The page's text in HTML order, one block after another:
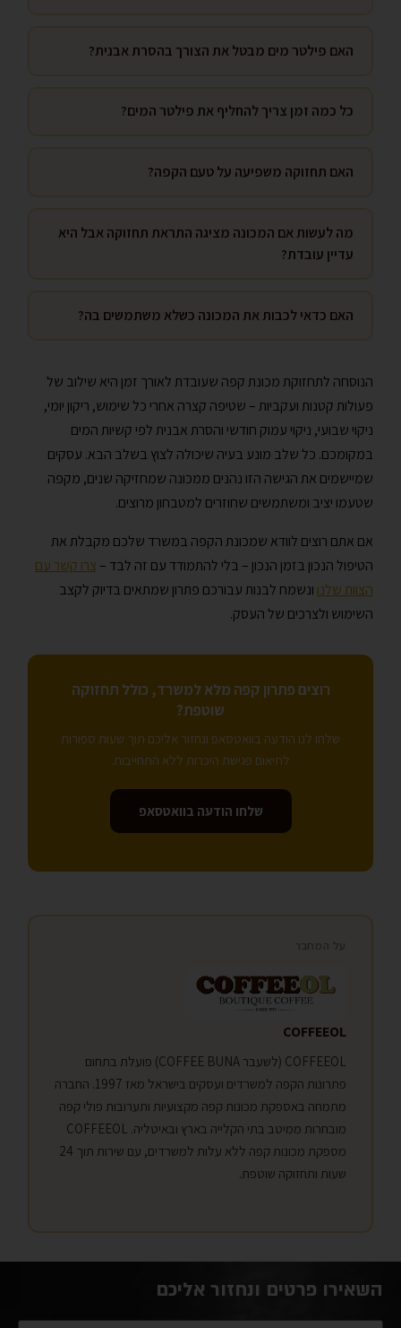
האם פילטר מים מבטל את הצורך בהסרת אבנית?
כל כמה זמן צריך להחליף את פילטר המים?
האם תחזוקה משפיעה על טעם הקפה?
מה לעשות אם המכונה מציגה התראת תחזוקה אבל היא
עדיין עובדת?
האם כדאי לכבות את המכונה כשלא משתמשים בה?
הנוסחה לתחזוקת מכונת קפה שעובדת לאורך זמן היא שילוב של
פעולות קטנות ועקביות – שטיפה קצרה אחרי כל שימוש, ריקון יומי,
ניקוי שבועי, ניקוי עמוק חודשי והסרת אבנית לפי קשיות המים
במקומכם. כל שלב מונע בעיה שיכולה לצוץ בשלב הבא. עסקים
שמיישמים את הגישה הזו נהנים ממכונה שמחזיקה שנים, מקפה
שטעמו יציב ומשתמשים שחוזרים למטבחון מרוצים.
אם אתם רוצים לוודא שמכונת הקפה במשרד שלכם מקבלת את
הטיפול הנכון בזמן הנכון – בלי להתמודד עם זה לבד – צרו קשר עם
הצוות שלנו ונשמח לבנות עבורכם פתרון שמתאים בדיוק לקצב
השימוש ולצרכים של העסק.
רוצים פתרון קפה מלא למשרד, כולל תחזוקה
שוטפת?
שלחו לנו הודעה בוואטסאפ ונחזור אליכם תוך שעות ספורות
לתיאום פגישת היכרות ללא התחייבות.
שלחו הודעה בוואטסאפ
על המחבר
COFFEEOL
COFFEEOL (לשעבר COFFEE BUNA) פועלת בתחום
פתרונות הקפה למשרדים ועסקים בישראל מאז 1997. החברה
מתמחה באספקת מכונות קפה מקצועיות ותערובות פולי קפה
מובחרות ממיטב בתי הקלייה בארץ ובאיטליה. COFFEEOL
מספקת מכונות קפה ללא עלות למשרדים, עם שירות תוך 24
שעות ותחזוקה שוטפת.
השאירו פרטים ונחזור אליכם